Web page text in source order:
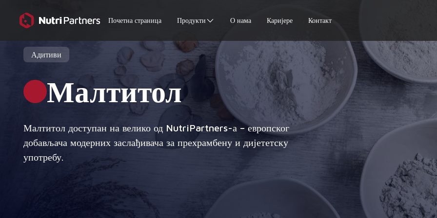
Почетна страница Продукти О нама Каријере Контакт
Адитиви
Малтитол
Малтитол доступан на велико од NutriPartners-а – европског
добављача модерних заслађивача за прехрамбену и дијететску
употребу.